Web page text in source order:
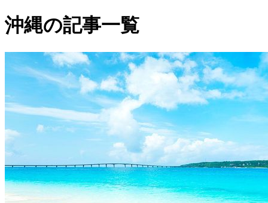
沖縄の記事一覧